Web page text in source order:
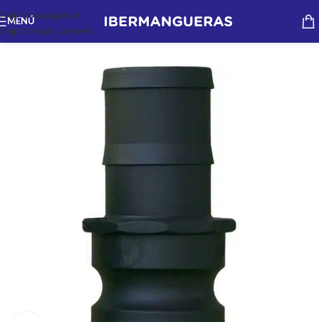
Skip to navigation
Skip to main content
MENÚ